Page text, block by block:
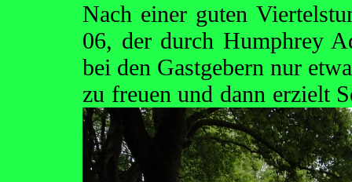
Nach einer guten
06, der durch Humphrey
bei den Gastgebern nur
zu freuen und dann erzielt